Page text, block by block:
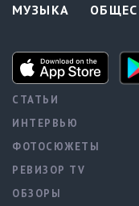
МУЗЫКА
СТАТЬИ
ИНТЕРВЬЮ
ФОТОСЮЖЕТЫ
РЕВИЗОР TV
ОБЗОРЫ